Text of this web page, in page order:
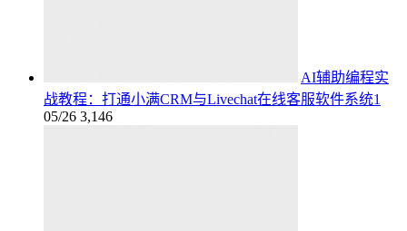
AI辅助编程实
战教程：打通小满CRM与Livechat在线客服软件系统1
05/26 3,146